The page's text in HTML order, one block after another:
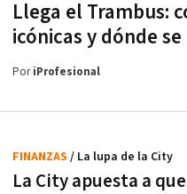
Llega el Trambus:
icónicas y dónde
PoriProfesional
La City apuesta a
FINANZAS / La lupa de la City